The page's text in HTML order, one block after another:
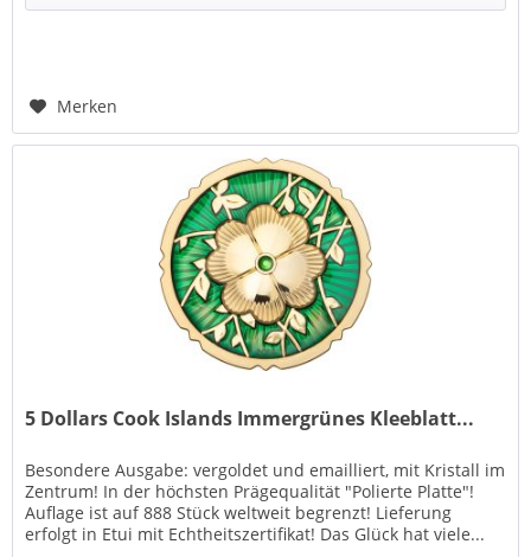
Merken
5 Dollars Cook Islands Immergrünes Kleeblatt...
Besondere Ausgabe: vergoldet und emailliert, mit Kristall im
Zentrum! In der höchsten Prägequalität "Polierte Platte"!
Auflage ist auf 888 Stück weltweit begrenzt! Lieferung
erfolgt in Etui mit Echtheitszertifikat! Das Glück hat viele...